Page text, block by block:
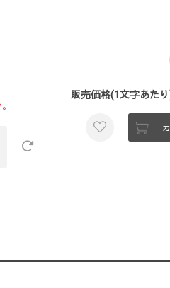
販売価格(1文字あた